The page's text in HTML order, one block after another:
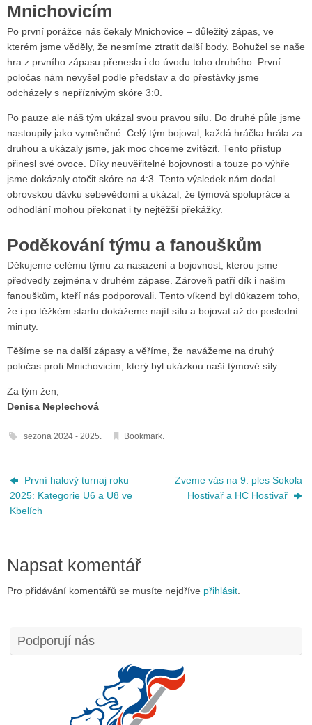
Mnichovicím
Po první porážce nás čekaly Mnichovice – důležitý zápas, ve
kterém jsme věděly, že nesmíme ztratit další body. Bohužel se naše
hra z prvního zápasu přenesla i do úvodu toho druhého. První
poločas nám nevyšel podle představ a do přestávky jsme
odcházely s nepříznivým skóre 3:0.
Po pauze ale náš tým ukázal svou pravou sílu. Do druhé půle jsme
nastoupily jako vyměněné. Celý tým bojoval, každá hráčka hrála za
druhou a ukázaly jsme, jak moc chceme zvítězit. Tento přístup
přinesl své ovoce. Díky neuvěřitelné bojovnosti a touze po výhře
jsme dokázaly otočit skóre na 4:3. Tento výsledek nám dodal
obrovskou dávku sebevědomí a ukázal, že týmová spolupráce a
odhodlání mohou překonat i ty nejtěžší překážky.
Poděkování týmu a fanouškům
Děkujeme celému týmu za nasazení a bojovnost, kterou jsme
předvedly zejména v druhém zápase. Zároveň patří dík i našim
fanouškům, kteří nás podporovali. Tento víkend byl důkazem toho,
že i po těžkém startu dokážeme najít sílu a bojovat až do poslední
minuty.
Těšíme se na další zápasy a věříme, že navážeme na druhý
poločas proti Mnichovicím, který byl ukázkou naší týmové síly.
Za tým žen,
Denisa Neplechová
sezona 2024 - 2025. Bookmark.
První halový turnaj roku
2025: Kategorie U6 a U8 ve
Kbelích
Zveme vás na 9. ples Sokola
Hostivař a HC Hostivař
Napsat komentář
Pro přidávání komentářů se musíte nejdříve přihlásit.
Podporují nás